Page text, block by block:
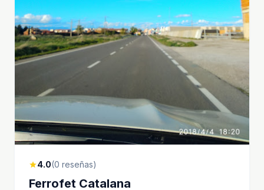
star4.0(0 reseñas)
Ferrofet Catalana